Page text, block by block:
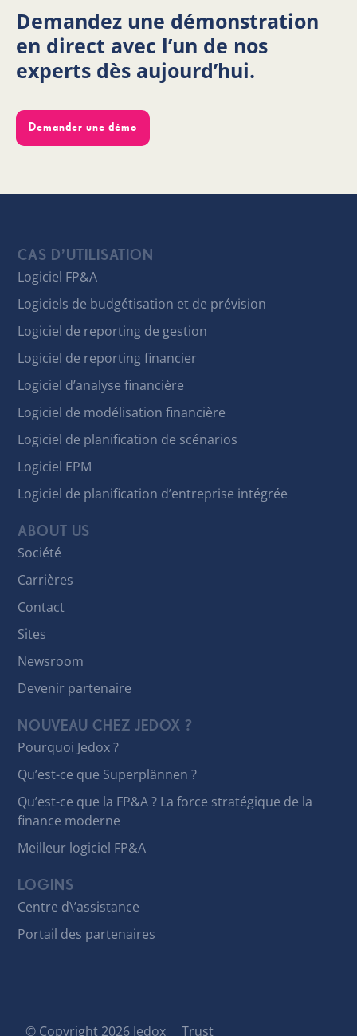
Demandez une démonstration
en direct avec l’un de nos
experts dès aujourd’hui.
Demander une démo
CAS D’UTILISATION
Logiciel FP&A
Logiciels de budgétisation et de prévision
Logiciel de reporting de gestion
Logiciel de reporting financier
Logiciel d’analyse financière
Logiciel de modélisation financière
Logiciel de planification de scénarios
Logiciel EPM
Logiciel de planification d’entreprise intégrée
ABOUT US
Société
Carrières
Contact
Sites
Newsroom
Devenir partenaire
NOUVEAU CHEZ JEDOX ?
Pourquoi Jedox ?
Qu’est-ce que Superplännen ?
Qu’est-ce que la FP&A ? La force stratégique de la
finance moderne
Meilleur logiciel FP&A
LOGINS
Centre d\’assistance
Portail des partenaires
© Copyright 2026 Jedox Trust